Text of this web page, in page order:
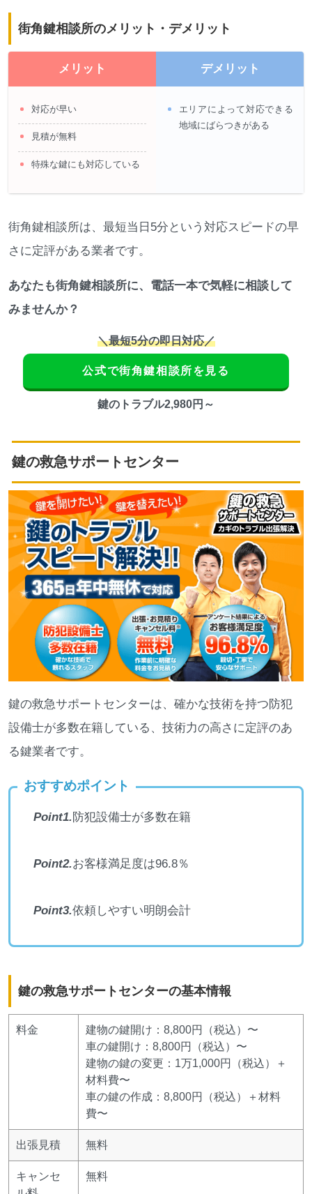
街角鍵相談所のメリット・デメリット
メリット
対応が早い
見積が無料
特殊な鍵にも対応している
デメリット
エリアによって対応できる
地域にばらつきがある
街角鍵相談所は、最短当日5分という対応スピードの早
さに定評がある業者です。
あなたも街角鍵相談所に、電話一本で気軽に相談して
みませんか？
＼最短5分の即日対応／
公式で街角鍵相談所を見る
鍵のトラブル2,980円～
鍵の救急サポートセンター
鍵の救急サポートセンターは、確かな技術を持つ防犯
設備士が多数在籍している、技術力の高さに定評のあ
る鍵業者です。
おすすめポイント
Point1.防犯設備士が多数在籍
Point2.お客様満足度は96.8％
Point3.依頼しやすい明朗会計
鍵の救急サポートセンターの基本情報
料金
建物の鍵開け：8,800円（税込）〜
車の鍵開け：8,800円（税込）〜
建物の鍵の変更：1万1,000円（税込）＋
材料費〜
車の鍵の作成：8,800円（税込）＋材料
費〜
出張見積 無料
キャンセ
無料